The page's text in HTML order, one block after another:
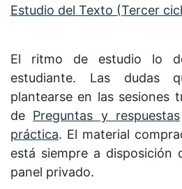
Estudio del Texto (Tercer
El ritmo de estudio lo
estudiante. Las dudas
plantearse en las sesiones
de Preguntas y respuestas
práctica. El material
está siempre a disposición
panel privado.